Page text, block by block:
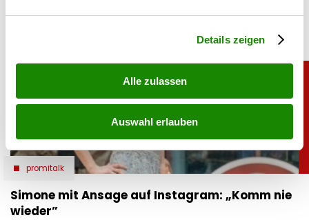
Details zeigen
Alle zulassen
Auswahl erlauben
promitalk
Simone mit Ansage auf Instagram: „Komm nie
wieder”